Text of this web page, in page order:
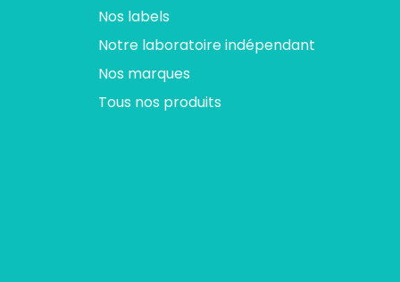
Nos labels
Notre laboratoire indépendant
Nos marques
Tous nos produits